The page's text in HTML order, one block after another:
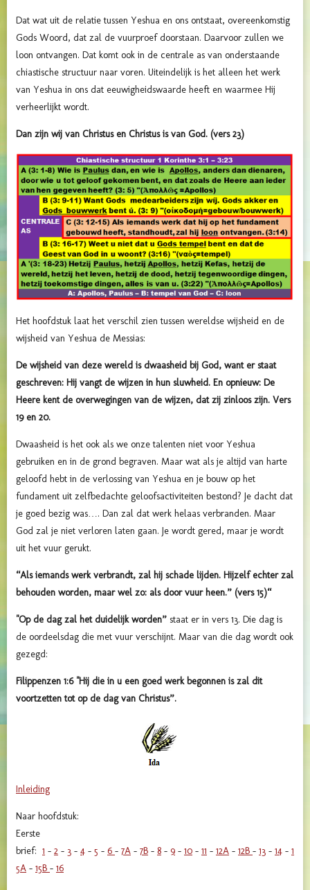
Dat wat uit de relatie tussen Yeshua en ons ontstaat, overeenkomstig
Gods Woord, dat zal de vuurproef doorstaan. Daarvoor zullen we
loon ontvangen. Dat komt ook in de centrale as van onderstaande
chiastische structuur naar voren. Uiteindelijk is het alleen het werk
van Yeshua in ons dat eeuwigheidswaarde heeft en waarmee Hij
verheerlijkt wordt.
Dan zijn wij van Christus en Christus is van God. (vers 23)
Het hoofdstuk laat het verschil zien tussen wereldse wijsheid en de
wijsheid van Yeshua de Messias:
De wijsheid van deze wereld is dwaasheid bij God, want er staat
geschreven: Hij vangt de wijzen in hun sluwheid. En opnieuw: De
Heere kent de overwegingen van de wijzen, dat zij zinloos zijn. Vers
19 en 20.
Dwaasheid is het ook als we onze talenten niet voor Yeshua
gebruiken en in de grond begraven. Maar wat als je altijd van harte
geloofd hebt in de verlossing van Yeshua en je bouw op het
fundament uit zelfbedachte geloofsactiviteiten bestond? Je dacht dat
je goed bezig was…. Dan zal dat werk helaas verbranden. Maar
God zal je niet verloren laten gaan. Je wordt gered, maar je wordt
uit het vuur gerukt.
“Als iemands werk verbrandt, zal hij schade lijden. Hijzelf echter zal
behouden worden, maar wel zo: als door vuur heen.” (vers 15)“
"Op de dag zal het duidelijk worden” staat er in vers 13. Die dag is
de oordeelsdag die met vuur verschijnt. Maar van die dag wordt ook
gezegd:
Filippenzen 1:6 "Hij die in u een goed werk begonnen is zal dit
voortzetten tot op de dag van Christus”.
Inleiding
Naar hoofdstuk:
Eerste
brief: 1 - 2 - 3 - 4 - 5 - 6 - 7A - 7B - 8 - 9 - 10 - 11 - 12A - 12B - 13 - 14 - 1
5A - 15B - 16